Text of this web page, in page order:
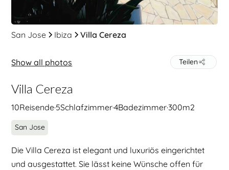
San Jose Ibiza Villa Cereza
Show all photos
Villa Cereza
10Reisende·5Schlafzimmer·4Badezimmer·300m2
San Jose
Teilen
Die Villa Cereza ist elegant und luxuriös eingerichtet
und ausgestattet. Sie lässt keine Wünsche offen für